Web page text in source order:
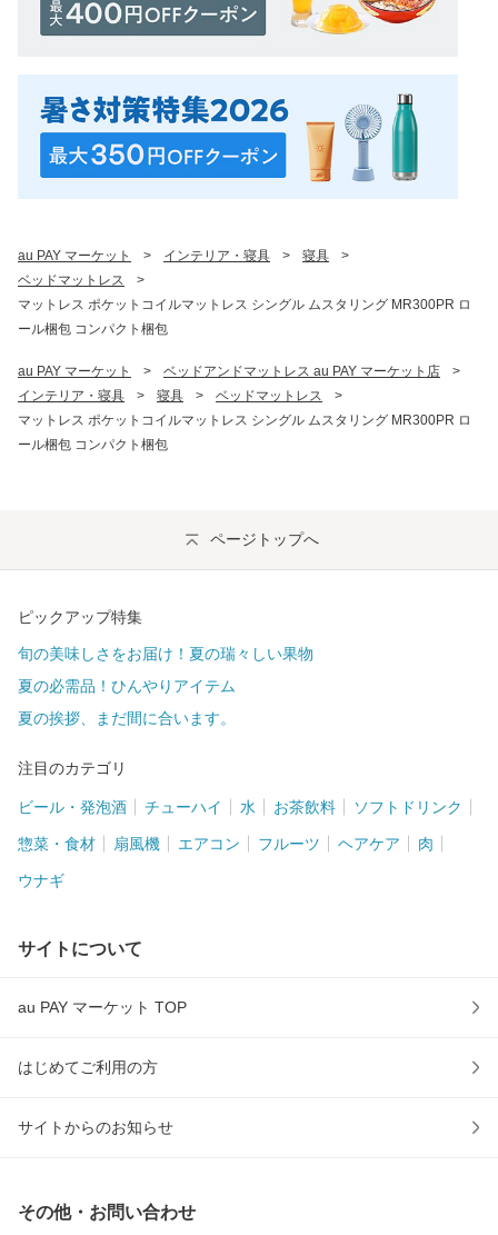
au PAY マーケット > インテリア・寝具 > 寝具
>
ベッドマットレス
>
マットレス ポケットコイルマットレス シングル ムスタリング MR300PR ロ
ール梱包 コンパクト梱包
au PAY マーケット > ベッドアンドマットレス au PAY マーケット店
>
インテリア・寝具
> 寝具 > ベッドマットレス
>
マットレス ポケットコイルマットレス シングル ムスタリング MR300PR ロ
ール梱包 コンパクト梱包
ページトップへ
ピックアップ特集
旬の美味しさをお届け！夏の瑞々しい果物
夏の必需品！ひんやりアイテム
夏の挨拶、まだ間に合います。
注目のカテゴリ
ビール・発泡酒 チューハイ 水 お茶飲料 ソフトドリンク
惣菜・食材 扇風機 エアコン フルーツ ヘアケア 肉
ウナギ
サイトについて
au PAY マーケット TOP
はじめてご利用の方
サイトからのお知らせ
その他・お問い合わせ